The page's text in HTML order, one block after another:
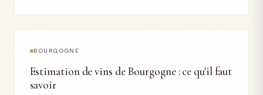
BOURGOGNE
Estimation de vins de Bourgogne : ce qu'il faut
savoir